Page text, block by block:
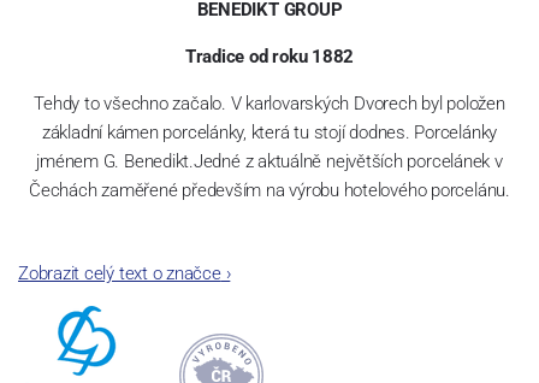
BENEDIKT GROUP
Tradice od roku 1882
Tehdy to všechno začalo. V karlovarských Dvorech byl položen
základní kámen porcelánky, která tu stojí dodnes. Porcelánky
jménem G. Benedikt.Jedné z aktuálně největších porcelánek v
Čechách zaměřené především na výrobu hotelového porcelánu.
Jak čas plynul, našla porcelánka šikovné kolegy – spojence v
Rakousku a Švýcarsku. A tak dnes se značkami Lilien Austria a
Suisse Langenthal tvoříme společnost „G. Benedikt Group“. Ač z
různých zemí, všechny tři máme jedno společné: mimořádně
Zobrazit celý text o značce›